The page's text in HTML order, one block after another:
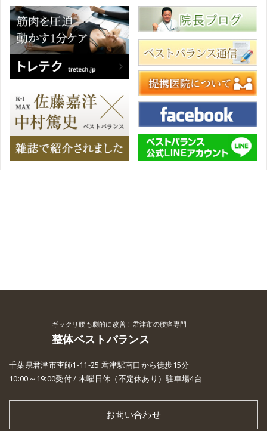
ギックリ腰も劇的に改善！君津市の腰痛専門
整体ベストバランス
千葉県君津市杢師1-11-25 君津駅南口から徒歩15分
10:00～19:00受付 / 木曜日休（不定休あり）駐車場4台
お問い合わせ